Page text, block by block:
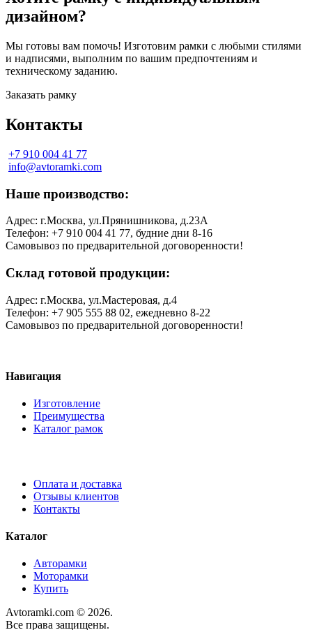
дизайном?
Мы готовы вам помочь! Изготовим рамки с любыми стилями
и надписями, выполним по вашим предпочтениям и
техническому заданию.
Заказать рамку
Контакты
+7 910 004 41 77
info@avtoramki.com
Наше производство:
Адрес: г.Москва, ул.Прянишникова, д.23А
Телефон: +7 910 004 41 77, будние дни 8-16
Самовывоз по предварительной договоренности!
Склад готовой продукции:
Адрес: г.Москва, ул.Мастеровая, д.4
Телефон: +7 905 555 88 02, ежедневно 8-22
Самовывоз по предварительной договоренности!
Навигация
Изготовление
Преимущества
Каталог рамок
Оплата и доставка
Отзывы клиентов
Контакты
Каталог
Авторамки
Моторамки
Купить
Avtoramki.com © 2026.
Все права защищены.